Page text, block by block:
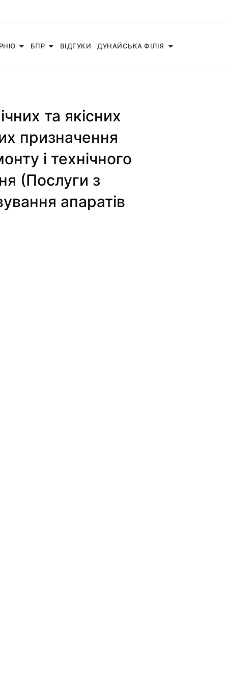
БПР ВІДГУКИ ДУНАЙСЬКА ФІЛІЯ
та якісних
призначення
і технічного
(Послуги з
апаратів